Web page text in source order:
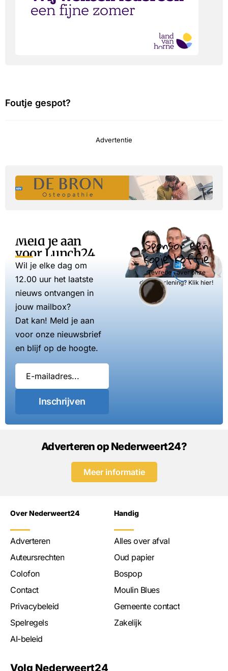
Foutje gespot?
Advertentie
Meld je aan
voor Lunch24
Wil je elke dag om
12.00 uur het laatste
nieuws ontvangen in
jouw mailbox?
Dat kan! Meld je aan
voor onze nieuwsbrief
en blijf op de hoogte.
Inschrijven
Sponsor een
kopje koffie
Tevreden over onze
dienstverlening? Klik hier!
Adverteren op Nederweert24?
Meer informatie
Over Nederweert24
Adverteren
Auteursrechten
Colofon
Contact
Privacybeleid
Spelregels
AI-beleid
Handig
Alles over afval
Oud papier
Bospop
Moulin Blues
Gemeente contact
Zakelijk
Volg Nederweert24